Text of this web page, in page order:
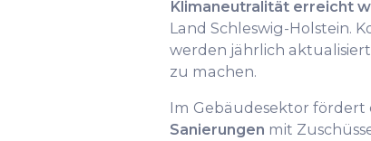
Klimaneutralität erreicht
Land Schleswig-Holstein.
werden jährlich
zu machen.
Im Gebäudesektor fördert
Sanierungen mit